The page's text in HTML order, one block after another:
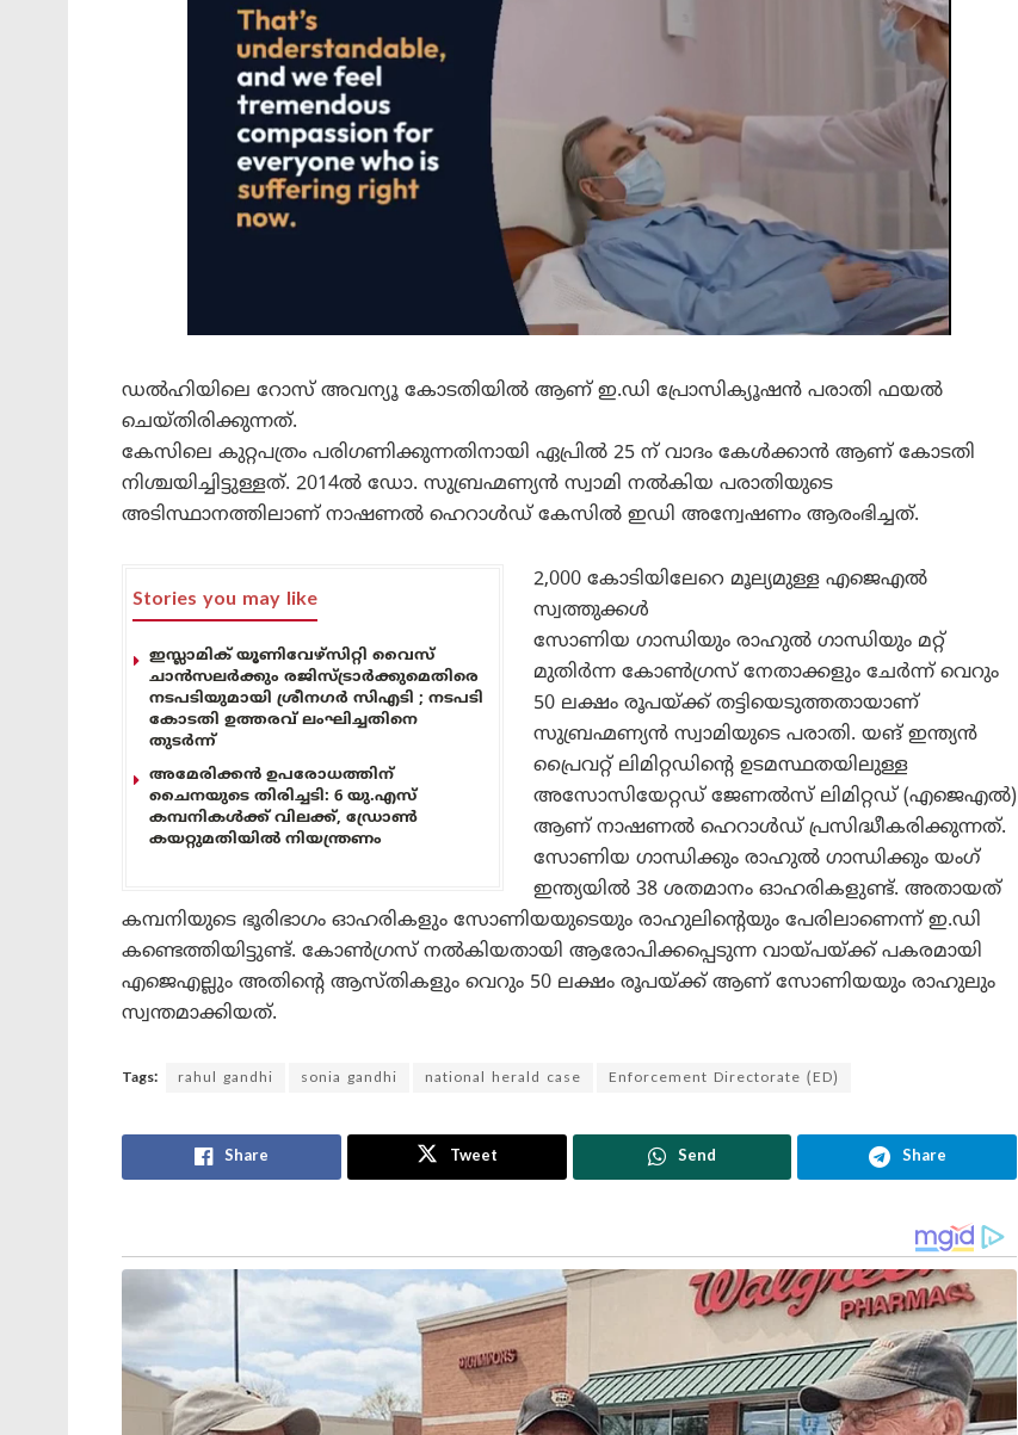
ഡൽഹിയിലെ റോസ് അവന്യൂ കോടതിയിൽ ആണ് ഇ.ഡി പ്രോസിക്യൂഷൻ പരാതി ഫയൽ
ചെയ്തിരിക്കുന്നത്.
കേസിലെ കുറ്റപത്രം പരിഗണിക്കുന്നതിനായി ഏപ്രിൽ 25 ന് വാദം കേൾക്കാൻ ആണ് കോടതി
നിശ്ചയിച്ചിട്ടുള്ളത്. 2014ൽ ഡോ. സുബ്രഹ്മണ്യൻ സ്വാമി നൽകിയ പരാതിയുടെ
അടിസ്ഥാനത്തിലാണ് നാഷണൽ ഹെറാൾഡ് കേസിൽ ഇഡി അന്വേഷണം ആരംഭിച്ചത്.
Stories you may like
ഇസ്ലാമിക് യൂണിവേഴ്സിറ്റി വൈസ്
ചാൻസലർക്കും രജിസ്ട്രാർക്കുമെതിരെ
നടപടിയുമായി ശ്രീനഗർ സിഎടി ; നടപടി
കോടതി ഉത്തരവ് ലംഘിച്ചതിനെ
തുടർന്ന്
അമേരിക്കൻ ഉപരോധത്തിന്
ചൈനയുടെ തിരിച്ചടി: 6 യു.എസ്
കമ്പനികൾക്ക് വിലക്ക്, ഡ്രോൺ
കയറ്റുമതിയിൽ നിയന്ത്രണം
2,000 കോടിയിലേറെ മൂല്യമുള്ള എജെഎൽ
സ്വത്തുക്കൾ
സോണിയ ഗാന്ധിയും രാഹുൽ ഗാന്ധിയും മറ്റ്
മുതിർന്ന കോൺഗ്രസ് നേതാക്കളും ചേർന്ന് വെറും
50 ലക്ഷം രൂപയ്ക്ക് തട്ടിയെടുത്തതായാണ്
സുബ്രഹ്മണ്യൻ സ്വാമിയുടെ പരാതി. യങ് ഇന്ത്യൻ
പ്രൈവറ്റ് ലിമിറ്റഡിന്റെ ഉടമസ്ഥതയിലുള്ള
അസോസിയേറ്റഡ് ജേണൽസ് ലിമിറ്റഡ് (എജെഎൽ)
ആണ് നാഷണൽ ഹെറാൾഡ് പ്രസിദ്ധീകരിക്കുന്നത്.
സോണിയ ഗാന്ധിക്കും രാഹുൽ ഗാന്ധിക്കും യംഗ്
ഇന്ത്യയിൽ 38 ശതമാനം ഓഹരികളുണ്ട്. അതായത്
കമ്പനിയുടെ ഭൂരിഭാഗം ഓഹരികളും സോണിയയുടെയും രാഹുലിന്റെയും പേരിലാണെന്ന് ഇ.ഡി
കണ്ടെത്തിയിട്ടുണ്ട്. കോൺഗ്രസ് നൽകിയതായി ആരോപിക്കപ്പെടുന്ന വായ്പയ്ക്ക് പകരമായി
എജെഎല്ലും അതിന്റെ ആസ്തികളും വെറും 50 ലക്ഷം രൂപയ്ക്ക് ആണ് സോണിയയും രാഹുലും
സ്വന്തമാക്കിയത്.
Tags: rahul gandhi sonia gandhi national herald case Enforcement Directorate (ED)
Share Tweet Send Share